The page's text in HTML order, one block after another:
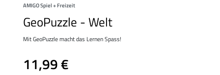
AMIGO Spiel + Freizeit
GeoPuzzle - Welt
Mit GeoPuzzle macht das Lernen Spass!
11,99 €